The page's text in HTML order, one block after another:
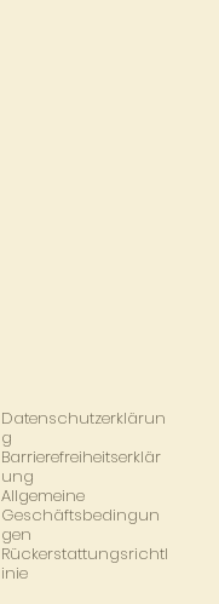
Datenschutzerklärun
g
Barrierefreiheitserklär
ung
Allgemeine
Geschäftsbedingun
gen
Rückerstattungsrichtl
inie